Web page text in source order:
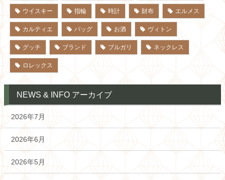
ウイスキー 指輪 時計 財布 エルメス
カルティエ バッグ お酒 ヴィトン
グッチ ブランド ブルガリ ネックレス
ロレックス
NEWS & INFO アーカイブ
2026年7月
2026年6月
2026年5月